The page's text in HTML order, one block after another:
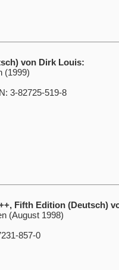
von Dirk Louis:
(1999)
3-82725-519-8
Fifth Edition (Deutsch)
(August 1998)
857-0